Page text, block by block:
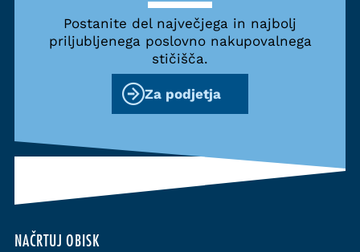
NAČRTUJ OBISK
Postanite del največjega in najbolj
priljubljenega poslovno nakupovalnega
stičišča.
Za podjetja